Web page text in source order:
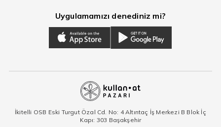
Uygulamamızı denediniz mi?
İkitelli OSB Eski Turgut Özal Cd. No: 4 Altıntaç İş Merkezi B Blok İç
Kapı: 303 Başakşehir